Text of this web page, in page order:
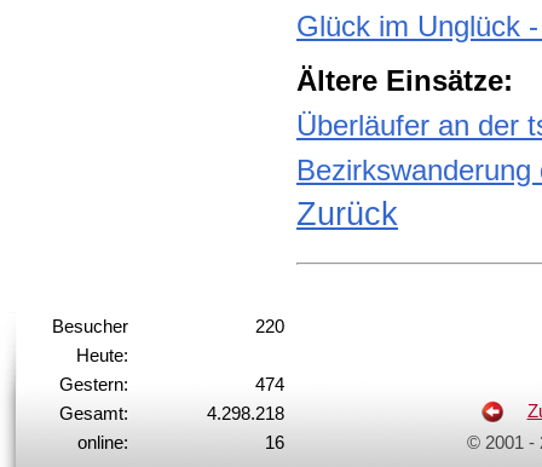
Glück im Unglück
Ältere Einsätze:
Überläufer an der
Zurück
Besucher
Heute:
220
Gestern:
474
Gesamt:
4.298.218
online:
16
© 2001 -